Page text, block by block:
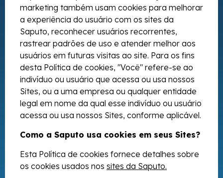
marketing também usam cookies para melhorar
a experiência do usuário com os sites da
Saputo, reconhecer usuários recorrentes,
rastrear padrões de uso e atender melhor aos
usuários em futuras visitas ao site. Para os fins
desta Política de cookies, "Você" refere-se ao
indivíduo ou usuário que acessa ou usa nossos
Sites, ou a uma empresa ou qualquer entidade
legal em nome da qual esse indivíduo ou usuário
acessa ou usa nossos Sites, conforme aplicável.
Como a Saputo usa cookies em seus Sites?
Esta Política de cookies fornece detalhes sobre
os cookies usados nos sites da Saputo.